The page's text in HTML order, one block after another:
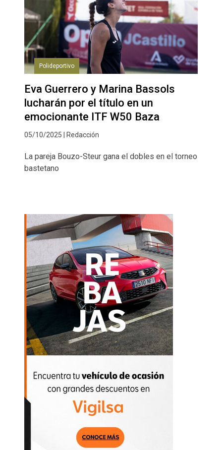
Polideportivo
Eva Guerrero y Marina Bassols
lucharán por el título en un
emocionante ITF W50 Baza
05/10/2025 | Redacción
La pareja Bouzo-Steur gana el dobles en el torneo
bastetano